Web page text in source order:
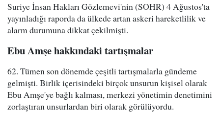
Suriye İnsan Hakları Gözlemevi'nin (SOHR) 4 Ağustos'ta
yayınladığı raporda da ülkede artan askeri hareketlilik ve
alarm durumuna dikkat çekilmişti.
Ebu Amşe hakkındaki tartışmalar
62. Tümen son dönemde çeşitli tartışmalarla gündeme
gelmişti. Birlik içerisindeki birçok unsurun kişisel olarak
Ebu Amşe'ye bağlı kalması, merkezi yönetimin denetimini
zorlaştıran unsurlardan biri olarak görülüyordu.